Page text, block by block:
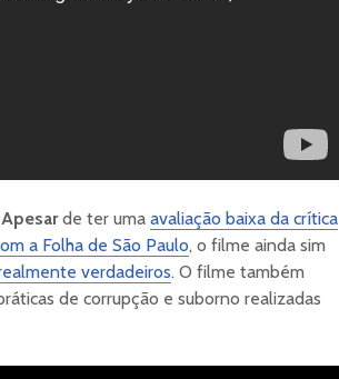
Apesarde ter uma avaliação baixa da crítica
a Folha de São Paulo, o filme ainda sim
verdadeiros. O filme também
de corrupção e suborno realizadas